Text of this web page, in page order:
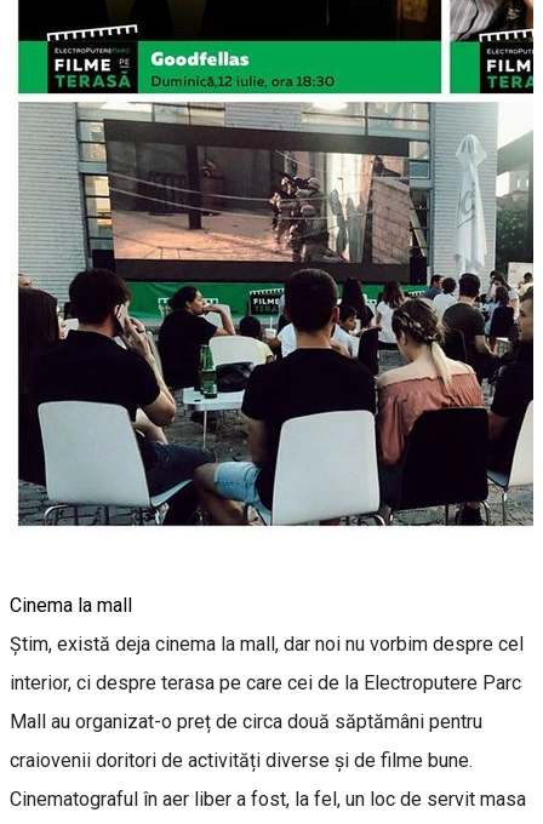
Cinema la mall
Știm, există deja cinema la mall, dar noi nu vorbim despre cel
interior, ci despre terasa pe care cei de la Electroputere Parc
Mall au organizat-o preț de circa două săptămâni pentru
craiovenii doritori de activități diverse și de filme bune.
Cinematograful în aer liber a fost, la fel, un loc de servit masa